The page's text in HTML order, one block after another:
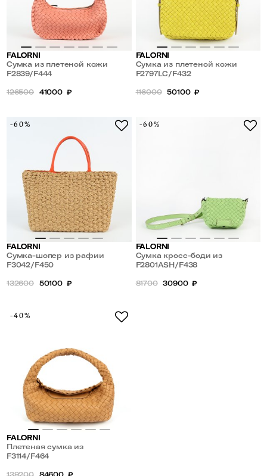
FALORNI
Сумка из плетеной кожи
F2839/F444
126500 41000 ₽
FALORNI
Сумка из плетеной кожи
F2797LC/F432
116000 50100 ₽
-60%
FALORNI
Сумка-шопер из рафии
F3042/F450
132600 50100 ₽
-60%
FALORNI
Сумка кросс-боди из
плетеной кожи
F2801ASH/F438
81700 30900 ₽
-40%
FALORNI
Плетеная сумка из
натуральной кожи
F3114/F464